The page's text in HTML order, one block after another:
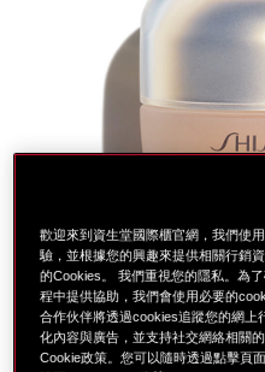
歡迎來到資生堂國際櫃官網，我們使
驗，並根據您的興趣來提供相關行銷
的Cookies。 我們重視您的隱私。為
程中提供協助，我們會使用必要的
合作伙伴將透過cookies追蹤您的網上
化內容與廣告，並支持社交網絡相關
Cookie政策。您可以隨時透過點擊頁